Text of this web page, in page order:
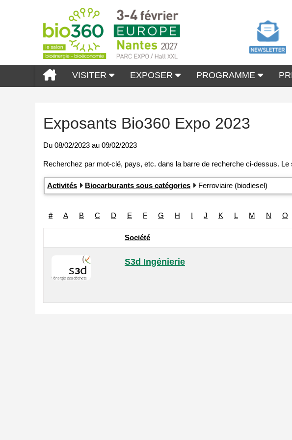
VISITER EXPOSER PROGRAMME
Exposants Bio360 Expo 2023
Du 08/02/2023 au 09/02/2023
Activités Biocarburants sous catégories Ferroviaire (biodiesel)
# A B C D E F G H I J K L M N O
Société
S3d Ingénierie